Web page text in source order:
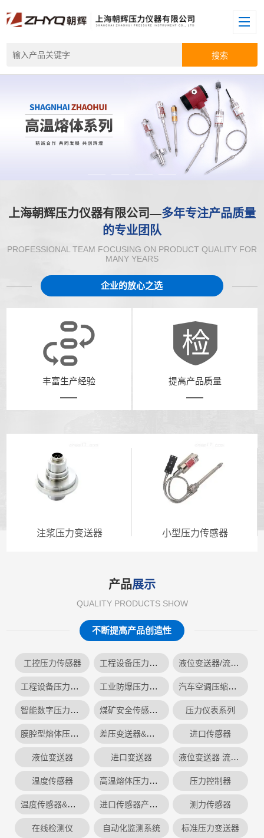
上海朝辉压力仪器有限公司—多年专注产品质量
的专业团队
PROFESSIONAL TEAM FOCUSING ON PRODUCT QUALITY FOR
MANY YEARS
企业的放心之选
丰富生产经验 提高产品质量
注浆压力变送器 小型压力传感器
产品展示
QUALITY PRODUCTS SHOW
不断提高产品创造性
工控压力传感器 工程设备压力传感器 液位变送器/流量计
工程设备压力变送器 工业防爆压力变送器系列 汽车空调压缩机压变
智能数字压力仪表 煤矿安全传感器系列 压力仪表系列
膜腔型熔体压力变送器 差压变送器&绝压变送器 进口传感器
液位变送器 进口变送器 液位变送器 流量计
温度传感器 高温熔体压力变送器 压力控制器
温度传感器&爆破阀 进口传感器产品系列 测力传感器
在线检测仪 自动化监测系统 标准压力变送器